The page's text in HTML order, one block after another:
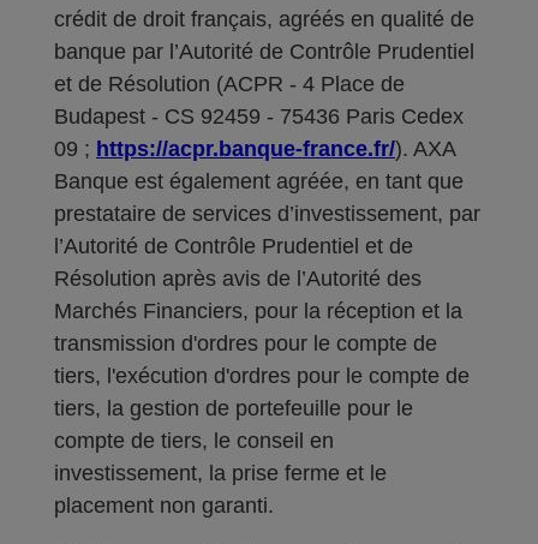
crédit de droit français, agréés en qualité de
banque par l’Autorité de Contrôle Prudentiel
et de Résolution (ACPR - 4 Place de
Budapest - CS 92459 - 75436 Paris Cedex
09 ; https://acpr.banque-france.fr/). AXA
Banque est également agréée, en tant que
prestataire de services d’investissement, par
l’Autorité de Contrôle Prudentiel et de
Résolution après avis de l’Autorité des
Marchés Financiers, pour la réception et la
transmission d'ordres pour le compte de
tiers, l'exécution d'ordres pour le compte de
tiers, la gestion de portefeuille pour le
compte de tiers, le conseil en
investissement, la prise ferme et le
placement non garanti.